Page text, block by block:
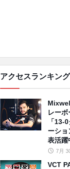
アクセスランキング
レー
「13-
ーショ
表活躍
7月
VCT